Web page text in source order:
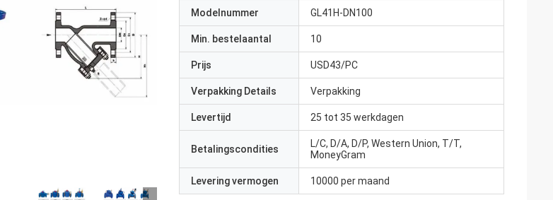
Modelnummer GL41H-DN100
Min. bestelaantal 10
Prijs USD43/PC
Verpakking Details Verpakking
Levertijd 25 tot 35 werkdagen
Betalingscondities
L/C, D/A, D/P, Western Union, T/T,
MoneyGram
Levering vermogen 10000 per maand